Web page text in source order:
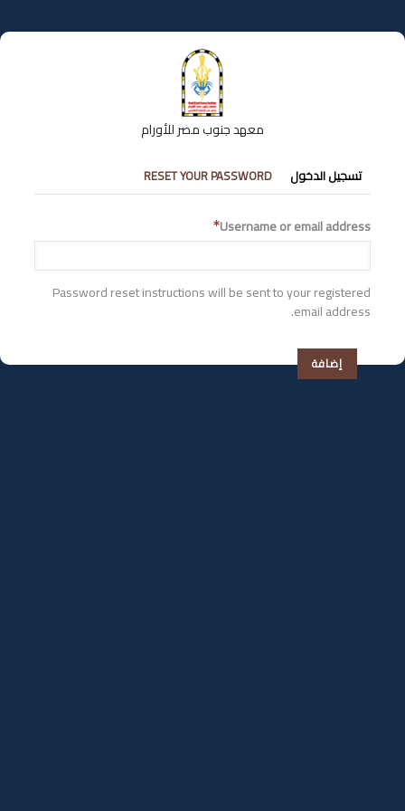
إلى
المحتوى
معهد جنوب مصر للأورام
التبويبات
الأساسية
تسجيل الدخول RESET YOUR PASSWORD
Username or email address
Password reset instructions will be sent to your registered
email address.